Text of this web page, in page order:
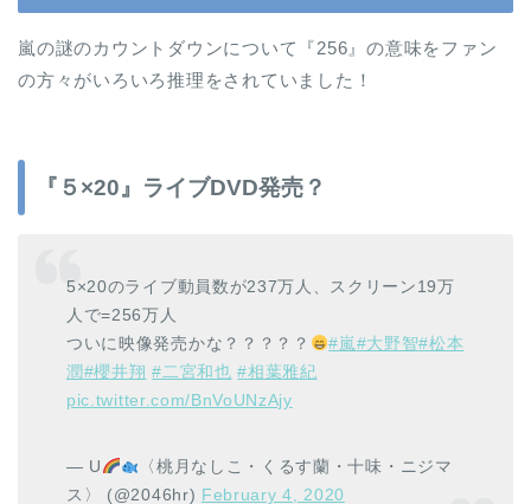
嵐の謎のカウントダウンについて『256』の意味をファン
の方々がいろいろ推理をされていました！
『５×20』ライブDVD発売？
5×20のライブ動員数が237万人、スクリーン19万
人で=256万人
ついに映像発売かな？？？？？
#嵐#大野智#松本
潤 #櫻井翔 #二宮和也 #相葉雅紀
pic.twitter.com/BnVoUNzAjy
— U
〈桃月なしこ・くるす蘭・十味・ニジマ
ス〉 (@2046hr) February 4, 2020